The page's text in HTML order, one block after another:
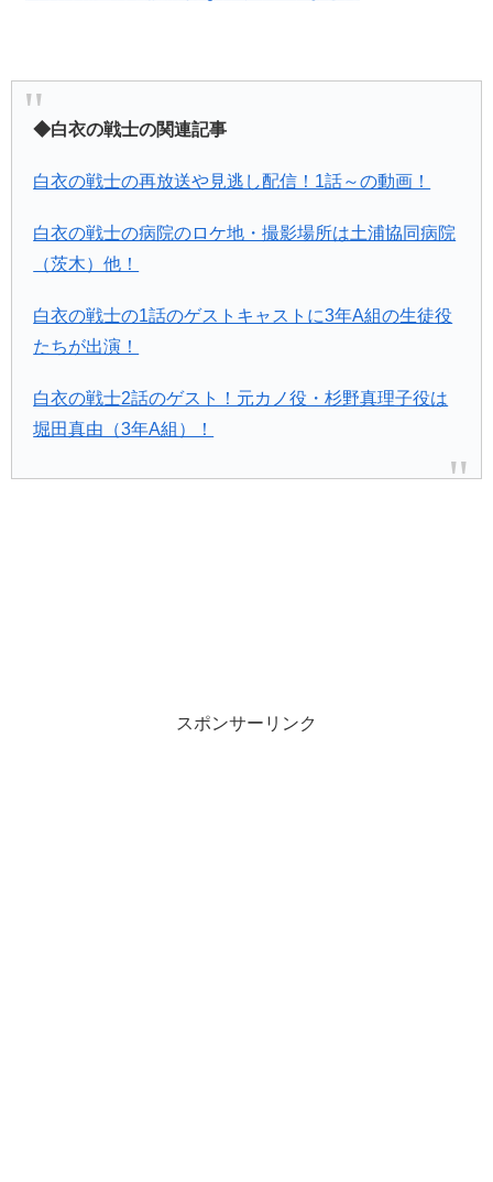
◆白衣の戦士の関連記事
白衣の戦士の再放送や見逃し配信！1話～の動画！
白衣の戦士の病院のロケ地・撮影場所は土浦協同病院
（茨木）他！
白衣の戦士の1話のゲストキャストに3年A組の生徒役
たちが出演！
白衣の戦士2話のゲスト！元カノ役・杉野真理子役は
堀田真由（3年A組）！
スポンサーリンク